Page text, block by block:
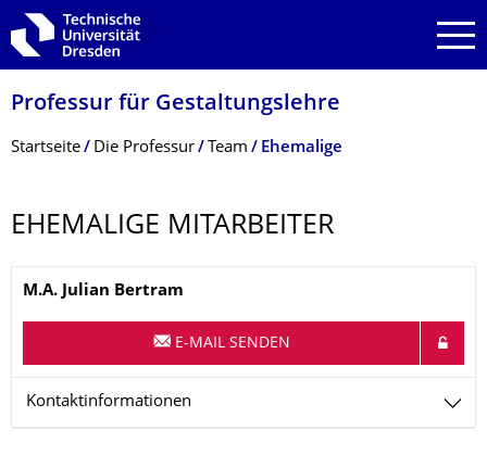
Zur Hauptnavigation springen
Zur Suche springen
Zum Inhalt springen
Professur für Gestaltungslehre
Breadcrumb-Menü
Startseite Die Professur Team Ehemalige
EHEMALIGE MITARBEITER
Name
M.A. Julian Bertram
E-MAIL SENDEN
Kontaktinformationen